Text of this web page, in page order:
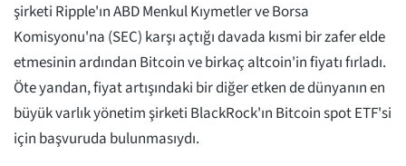
şirketi Ripple'ın ABD Menkul Kıymetler ve Borsa
Komisyonu'na (SEC) karşı açtığı davada kısmi bir zafer elde
etmesinin ardından Bitcoin ve birkaç altcoin'in fiyatı fırladı.
Öte yandan, fiyat artışındaki bir diğer etken de dünyanın en
büyük varlık yönetim şirketi BlackRock'ın Bitcoin spot ETF'si
için başvuruda bulunmasıydı.